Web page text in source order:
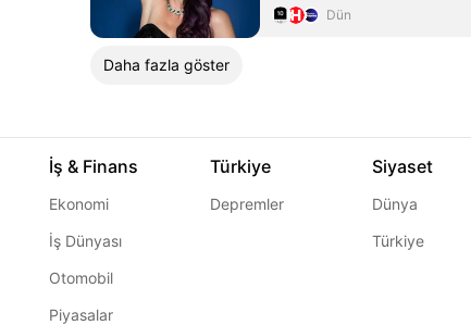
Dün
Daha fazla göster
İş & Finans
Ekonomi
İş Dünyası
Otomobil
Piyasalar
Türkiye
Depremler
Siyaset
Dünya
Türkiye